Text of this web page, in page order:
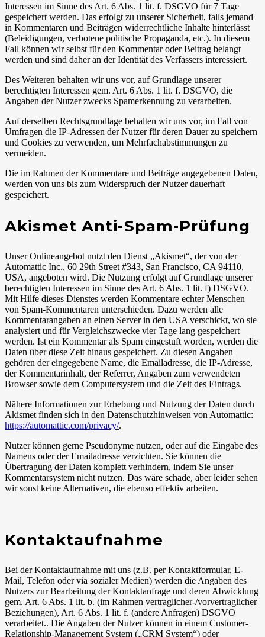
Interessen im Sinne des Art. 6 Abs. 1 lit. f. DSGVO für 7 Tage
gespeichert werden. Das erfolgt zu unserer Sicherheit, falls jemand
in Kommentaren und Beiträgen widerrechtliche Inhalte hinterlässt
(Beleidigungen, verbotene politische Propaganda, etc.). In diesem
Fall können wir selbst für den Kommentar oder Beitrag belangt
werden und sind daher an der Identität des Verfassers interessiert.
Des Weiteren behalten wir uns vor, auf Grundlage unserer
berechtigten Interessen gem. Art. 6 Abs. 1 lit. f. DSGVO, die
Angaben der Nutzer zwecks Spamerkennung zu verarbeiten.
Auf derselben Rechtsgrundlage behalten wir uns vor, im Fall von
Umfragen die IP-Adressen der Nutzer für deren Dauer zu speichern
und Cookies zu verwenden, um Mehrfachabstimmungen zu
vermeiden.
Die im Rahmen der Kommentare und Beiträge angegebenen Daten,
werden von uns bis zum Widerspruch der Nutzer dauerhaft
gespeichert.
Akismet Anti-Spam-Prüfung
Unser Onlineangebot nutzt den Dienst „Akismet“, der von der
Automattic Inc., 60 29th Street #343, San Francisco, CA 94110,
USA, angeboten wird. Die Nutzung erfolgt auf Grundlage unserer
berechtigten Interessen im Sinne des Art. 6 Abs. 1 lit. f) DSGVO.
Mit Hilfe dieses Dienstes werden Kommentare echter Menschen
von Spam-Kommentaren unterschieden. Dazu werden alle
Kommentarangaben an einen Server in den USA verschickt, wo sie
analysiert und für Vergleichszwecke vier Tage lang gespeichert
werden. Ist ein Kommentar als Spam eingestuft worden, werden die
Daten über diese Zeit hinaus gespeichert. Zu diesen Angaben
gehören der eingegebene Name, die Emailadresse, die IP-Adresse,
der Kommentarinhalt, der Referrer, Angaben zum verwendeten
Browser sowie dem Computersystem und die Zeit des Eintrags.
Nähere Informationen zur Erhebung und Nutzung der Daten durch
Akismet finden sich in den Datenschutzhinweisen von Automattic:
https://automattic.com/privacy/.
Nutzer können gerne Pseudonyme nutzen, oder auf die Eingabe des
Namens oder der Emailadresse verzichten. Sie können die
Übertragung der Daten komplett verhindern, indem Sie unser
Kommentarsystem nicht nutzen. Das wäre schade, aber leider sehen
wir sonst keine Alternativen, die ebenso effektiv arbeiten.
Kontaktaufnahme
Bei der Kontaktaufnahme mit uns (z.B. per Kontaktformular, E-
Mail, Telefon oder via sozialer Medien) werden die Angaben des
Nutzers zur Bearbeitung der Kontaktanfrage und deren Abwicklung
gem. Art. 6 Abs. 1 lit. b. (im Rahmen vertraglicher-/vorvertraglicher
Beziehungen), Art. 6 Abs. 1 lit. f. (andere Anfragen) DSGVO
verarbeitet.. Die Angaben der Nutzer können in einem Customer-
Relationship-Management System („CRM System“) oder